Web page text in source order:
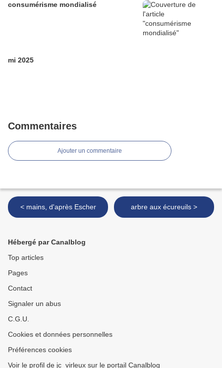
consumérisme mondialisé
mi 2025
Commentaires
Ajouter un commentaire
< mains, d'après Escher arbre aux écureuils >
Hébergé par Canalblog
Top articles
Pages
Contact
Signaler un abus
C.G.U.
Cookies et données personnelles
Préférences cookies
Voir le profil de jc_virleux sur le portail Canalblog